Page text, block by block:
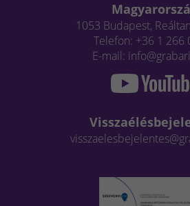
1053 Budapest,
Telefon: +36 1 266
E-mail: